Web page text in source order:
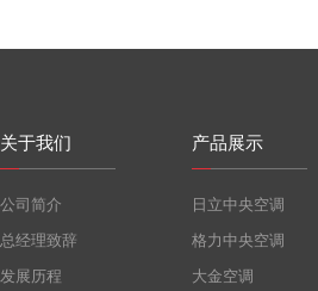
关于我们
公司简介
总经理致辞
发展历程
产品展示
日立中央空调
格力中央空调
大金空调